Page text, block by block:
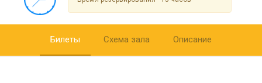
Билеты Схема зала Описание